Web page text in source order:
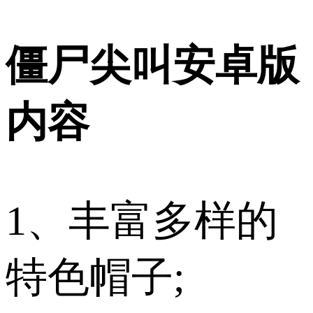
僵尸尖叫安卓版
内容
1、丰富多样的
特色帽子;